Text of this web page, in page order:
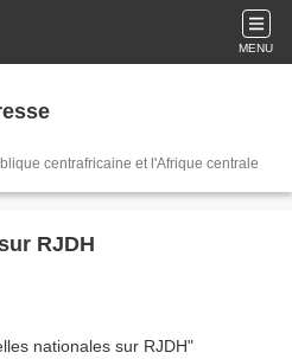
MENU
centrafricaine et l'Afrique centrale
RJDH